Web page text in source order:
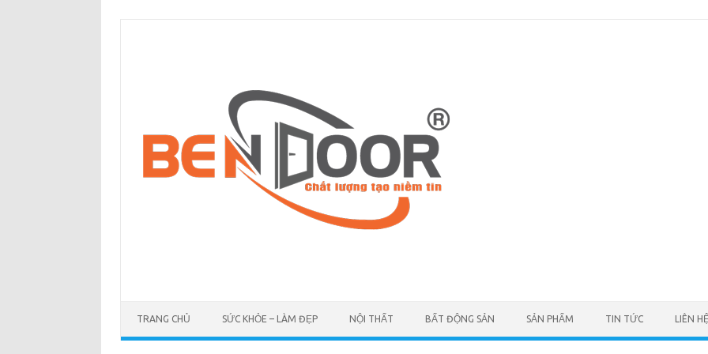
TRANG CHỦ SỨC KHỎE – LÀM ĐẸP NỘI THẤT BẤT ĐỘNG SẢN SẢN PHẨM TIN TỨC LIÊN